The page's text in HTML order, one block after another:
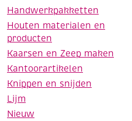
Handwerkpakketten
Houten materialen en
producten
Kaarsen en Zeep maken
Kantoorartikelen
Knippen en snijden
Lijm
Nieuw